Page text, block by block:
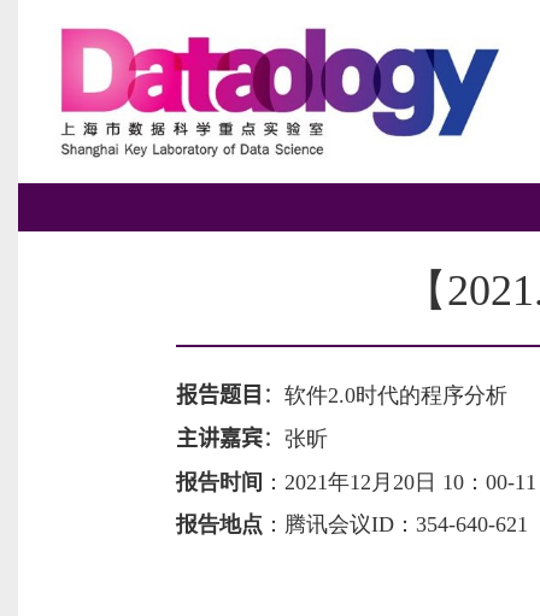
【
报告题目 ：软件2.0时代的程序分析
主讲嘉宾：张昕
报告时间 ： 2021年12月20日 10：00-
报告地点 ： 腾讯会议ID：354-640-